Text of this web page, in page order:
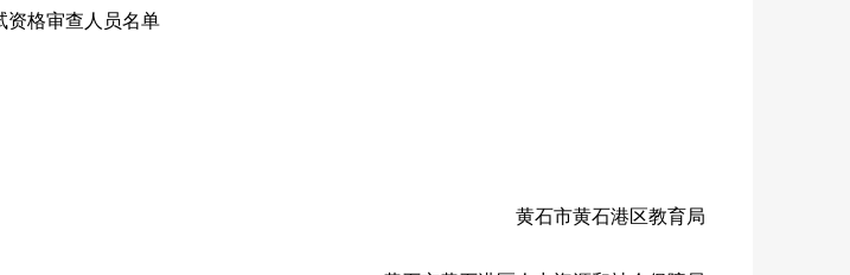
资格审查人员名单
黄石市黄石港区教育局